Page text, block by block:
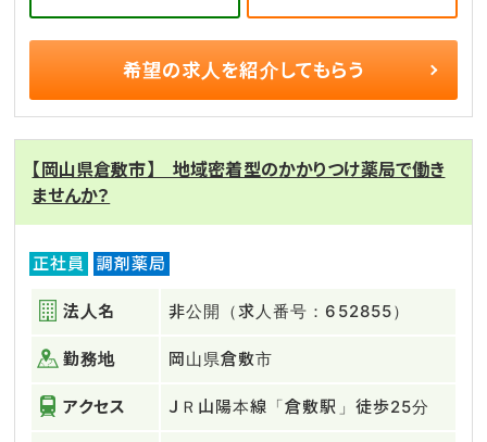
希望の求人を紹介してもらう
【岡山県倉敷市】 地域密着型のかかりつけ薬局で働き
ませんか？
正社員 調剤薬局
法人名 非公開（求人番号：652855）
勤務地 岡山県倉敷市
アクセス ＪＲ山陽本線「倉敷駅」徒歩25分